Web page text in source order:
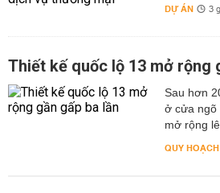
DỰ ÁN 3
Thiết kế quốc lộ 13 mở rộng
Sau hơn
ở cửa ngõ
mở rộng
QUY HOẠCH